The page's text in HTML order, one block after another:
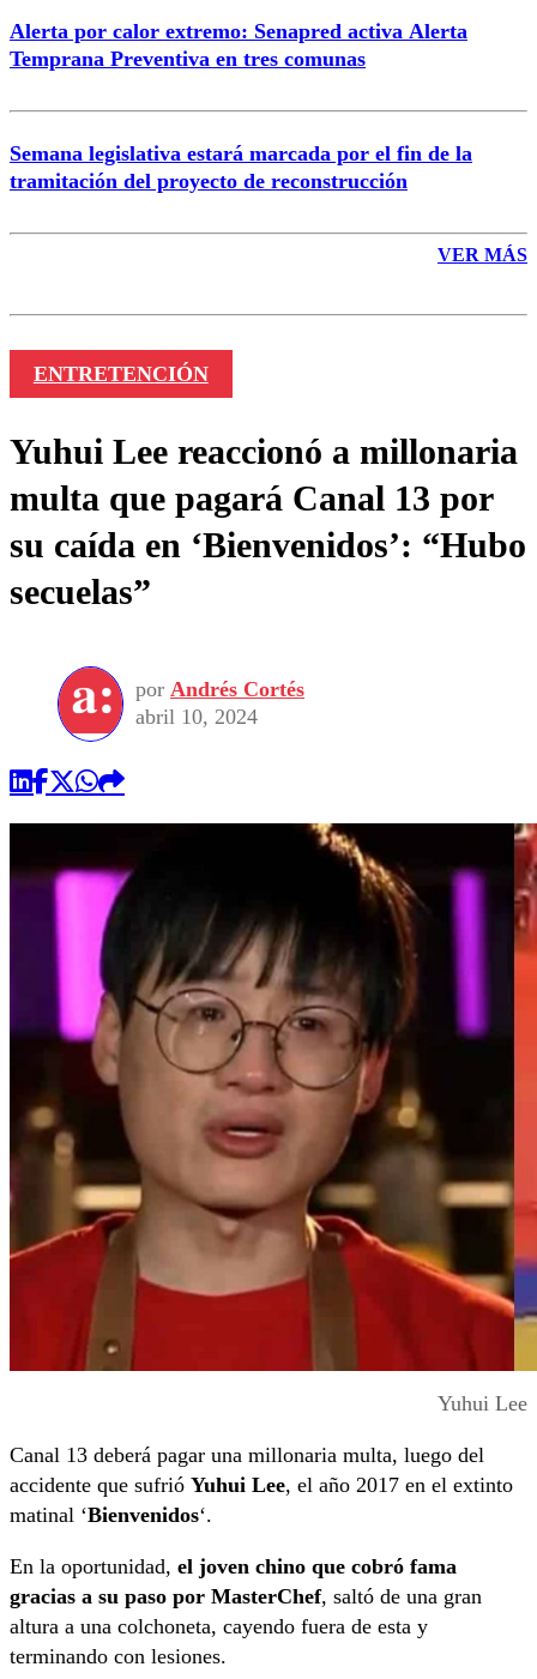
Alerta por calor extremo: Senapred activa Alerta
Temprana Preventiva en tres comunas
Semana legislativa estará marcada por el fin de la
tramitación del proyecto de reconstrucción
VER MÁS
ENTRETENCIÓN
Yuhui Lee reaccionó a millonaria
multa que pagará Canal 13 por
su caída en ‘Bienvenidos’: “Hubo
secuelas”
por Andrés Cortés
abril 10, 2024
Yuhui Lee
Canal 13 deberá pagar una millonaria multa, luego del
accidente que sufrió Yuhui Lee, el año 2017 en el extinto
matinal ‘Bienvenidos‘.
En la oportunidad, el joven chino que cobró fama
gracias a su paso por MasterChef, saltó de una gran
altura a una colchoneta, cayendo fuera de esta y
terminando con lesiones.